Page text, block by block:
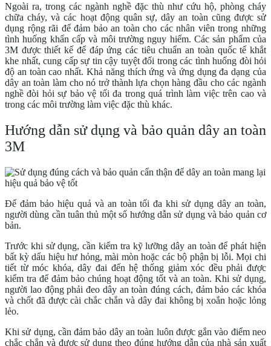
Ngoài ra, trong các ngành nghề đặc thù như cứu hộ, phòng cháy
chữa cháy, và các hoạt động quân sự, dây an toàn cũng được sử
dụng rộng rãi để đảm bảo an toàn cho các nhân viên trong những
tình huống khẩn cấp và môi trường nguy hiểm. Các sản phẩm của
3M được thiết kế để đáp ứng các tiêu chuẩn an toàn quốc tế khắt
khe nhất, cung cấp sự tin cậy tuyệt đối trong các tình huống đòi hỏi
độ an toàn cao nhất. Khả năng thích ứng và ứng dụng đa dạng của
dây an toàn làm cho nó trở thành lựa chọn hàng đầu cho các ngành
nghề đòi hỏi sự bảo vệ tối đa trong quá trình làm việc trên cao và
trong các môi trường làm việc đặc thù khác.
Hướng dẫn sử dụng và bảo quản dây an toàn
3M
Để đảm bảo hiệu quả và an toàn tối đa khi sử dụng dây an toàn,
người dùng cần tuân thủ một số hướng dẫn sử dụng và bảo quản cơ
bản.
Trước khi sử dụng, cần kiểm tra kỹ lưỡng dây an toàn để phát hiện
bất kỳ dấu hiệu hư hỏng, mài mòn hoặc các bộ phận bị lỗi. Mọi chi
tiết từ móc khóa, dây đai đến hệ thống giảm xóc đều phải được
kiểm tra để đảm bảo chúng hoạt động tốt và an toàn. Khi sử dụng,
người lao động phải đeo dây an toàn đúng cách, đảm bảo các khóa
và chốt đã được cài chắc chắn và dây đai không bị xoắn hoặc lỏng
lẻo.
Khi sử dụng, cần đảm bảo dây an toàn luôn được gắn vào điểm neo
chắc chắn và được sử dụng theo đúng hướng dẫn của nhà sản xuất